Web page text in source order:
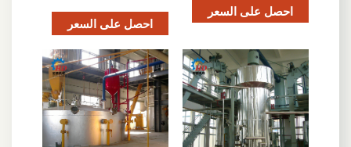
احصل على السعر
احصل على السعر